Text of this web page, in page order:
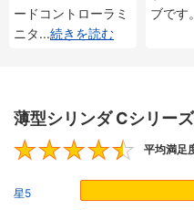
ードコントローラミ
ニタ...続きを読む
ブです。
薄型シリンダ Cシリー
平均満足
星5